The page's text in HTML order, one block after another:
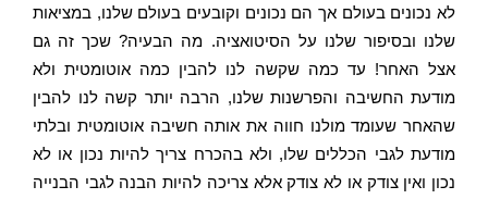
לא נכונים בעולם אך הם נכונים וקובעים בעולם שלנו, במציאות
שלנו ובסיפור שלנו על הסיטואציה. מה הבעיה? שכך זה גם
אצל האחר! עד כמה שקשה לנו להבין כמה אוטומטית ולא
מודעת החשיבה והפרשנות שלנו, הרבה יותר קשה לנו להבין
שהאחר שעומד מולנו חווה את אותה חשיבה אוטומטית ובלתי
מודעת לגבי הכללים שלו, ולא בהכרח צריך להיות נכון או לא
נכון ואין צודק או לא צודק אלא צריכה להיות הבנה לגבי הבנייה